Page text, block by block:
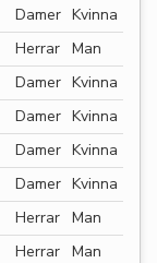
Damer Kvinna
Herrar Man
Damer Kvinna
Damer Kvinna
Damer Kvinna
Damer Kvinna
Herrar Man
Herrar Man